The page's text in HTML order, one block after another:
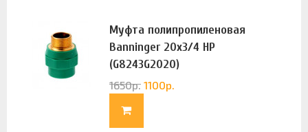
Муфта полипропиленовая
Banninger 20х3/4 НР
(G8243G2020)
1650р. 1100р.